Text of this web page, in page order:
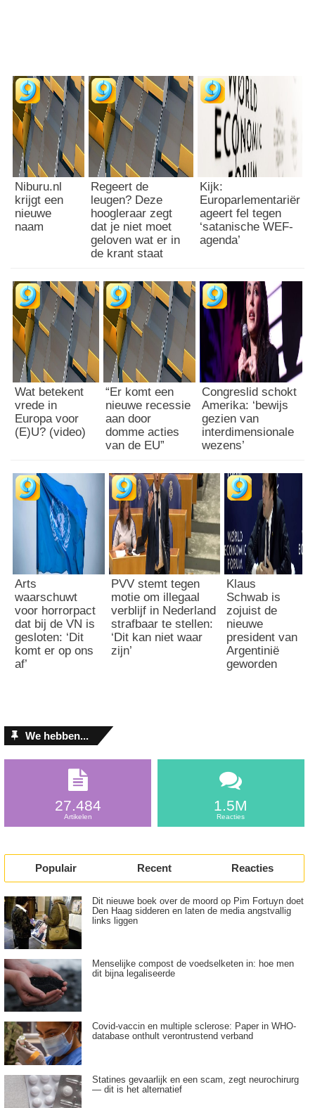
Niburu.nl
krijgt een
nieuwe
naam
Regeert de
leugen? Deze
hoogleraar zegt
dat je niet moet
geloven wat er in
de krant staat
Kijk:
Europarlementariër
ageert fel tegen
‘satanische WEF-
agenda’
Wat betekent
vrede in
Europa voor
(E)U? (video)
“Er komt een
nieuwe recessie
aan door
domme acties
van de EU”
Congreslid schokt
Amerika: ‘bewijs
gezien van
interdimensionale
wezens’
Arts
waarschuwt
voor horrorpact
dat bij de VN is
gesloten: ‘Dit
komt er op ons
af’
PVV stemt tegen
motie om illegaal
verblijf in Nederland
strafbaar te stellen:
‘Dit kan niet waar
zijn’
Klaus
Schwab is
zojuist de
nieuwe
president van
Argentinië
geworden
We hebben...
27.484
Artikelen
1.5M
Reacties
Populair Recent Reacties
Dit nieuwe boek over de moord op Pim Fortuyn doet
Den Haag sidderen en laten de media angstvallig
links liggen
Menselijke compost de voedselketen in: hoe men
dit bijna legaliseerde
Covid-vaccin en multiple sclerose: Paper in WHO-
database onthult verontrustend verband
Statines gevaarlijk en een scam, zegt neurochirurg
— dit is het alternatief